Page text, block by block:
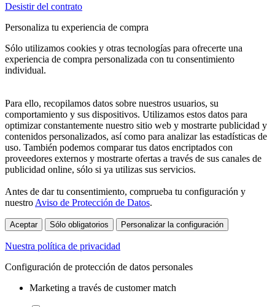
Desistir del contrato
Personaliza tu experiencia de compra
Sólo utilizamos cookies y otras tecnologías para ofrecerte una
experiencia de compra personalizada con tu consentimiento
individual.
Para ello, recopilamos datos sobre nuestros usuarios, su
comportamiento y sus dispositivos. Utilizamos estos datos para
optimizar constantemente nuestro sitio web y mostrarte publicidad y
contenidos personalizados, así como para analizar las estadísticas de
uso. También podemos comparar tus datos encriptados con
proveedores externos y mostrarte ofertas a través de sus canales de
publicidad online, sólo si ya utilizas sus servicios.
Antes de dar tu consentimiento, comprueba tu configuración y
nuestroAviso de Protección de Datos.
Aceptar Sólo obligatorios Personalizar la configuración
Nuestra política de privacidad
Configuración de protección de datos personales
Marketing a través de customer match